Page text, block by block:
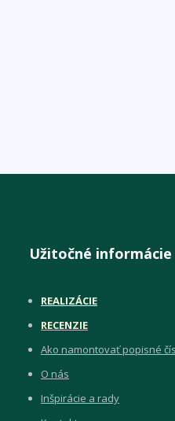
Užitočné informácie
REALIZÁCIE
RECENZIE
Ako namontovať popisné
O nás
Inšpirácie a rady